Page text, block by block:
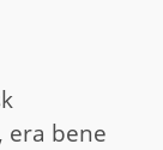
era bene